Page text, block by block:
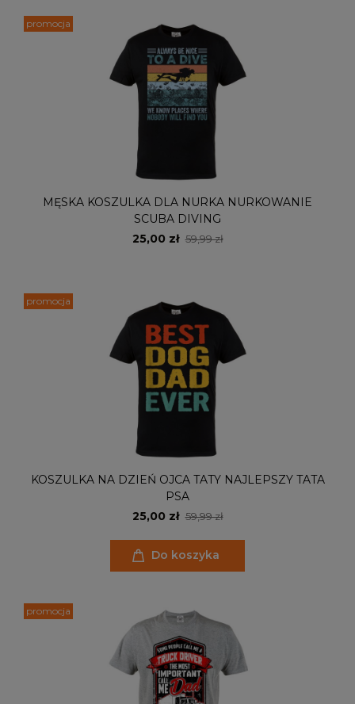
MĘSKA KOSZULKA DLA NURKA NURKOWANIE
SCUBA DIVING
25,00 zł 59,99 zł
promocja
KOSZULKA NA DZIEŃ OJCA TATY NAJLEPSZY TATA
PSA
25,00 zł 59,99 zł
Do koszyka
promocja
promocja